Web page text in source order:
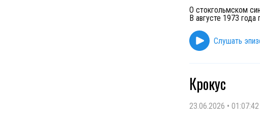
О стокгольмском
В августе 1973 года
Слушать
Крокус
23.06.2026 • 01:07:42